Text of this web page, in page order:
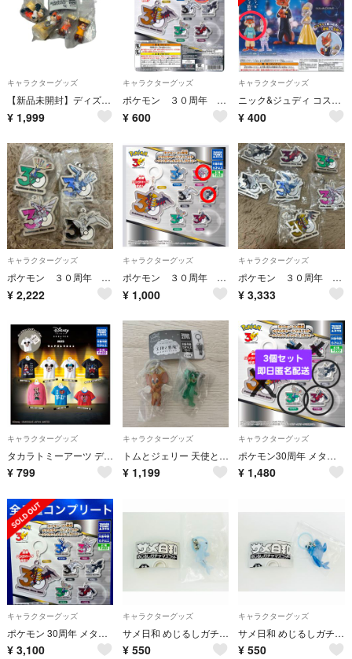
キャラクターグッズ
【新品未開封】ディズニーキャラクター スイートバターコレクション 全４種コンプリートセット★ ガチャまとめ売り
¥ 1,999
キャラクターグッズ
ポケモン ３０周年 メタルチャームマスコット 〜シンオウ、イッシュ、カロス〜
¥ 600
キャラクターグッズ
ニック&ジュディ コスチュームフィギュアコレクション
¥ 400
キャラクターグッズ
ポケモン ３０周年 メタルチャームマスコット 〜カントー、ジョウト、ホウエン〜
¥ 2,222
キャラクターグッズ
ポケモン ３０周年 メタルチャームマスコット 〜シンオウ、イッシュ、カロス〜
¥ 1,000
キャラクターグッズ
ポケモン ３０周年 メタルチャームマスコット 〜シンオウ、イッシュ、カロス〜
¥ 3,333
キャラクターグッズ
タカラトミーアーツ ディズニー SERIES CREATED by MUS ウェアコレクション
¥ 799
キャラクターグッズ
トムとジェリー 天使と悪魔めじるしガチャマスコット めじるしアクセサリー 天使のジェリー 悪魔のジェリー 2個セット ガチャ
¥ 1,199
キャラクターグッズ
ポケモン30周年 メタルチャームマスコット第3弾(ゼクロム•ゼルネアス•イベルタル)3個セット
¥ 1,480
キャラクターグッズ
ポケモン 30周年 メタルチャームマスコット シンオウ、イッシュ、カロス 第三弾 全7種 コンプリートセット ガチャ めじるし
¥ 3,100
キャラクターグッズ
サメ日和 めじるしガチャマスコット ガチャ 酔い覚めザメ
¥ 550
キャラクターグッズ
サメ日和 めじるしガチャマスコット ガチャ 目覚めザメ
¥ 550